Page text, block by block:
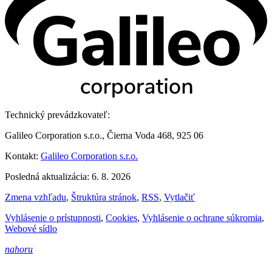
Technický prevádzkovateľ:
Galileo Corporation s.r.o., Čierna Voda 468, 925 06
Kontakt: Galileo Corporation s.r.o.
Posledná aktualizácia: 6. 8. 2026
Zmena vzhľadu, Štruktúra stránok, RSS, Vytlačiť
Vyhlásenie o prístupnosti, Cookies, Vyhlásenie o ochrane súkromia,
Webové sídlo
nahoru